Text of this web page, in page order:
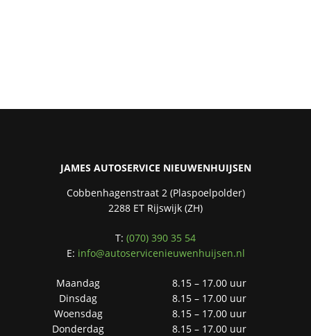
JAMES AUTOSERVICE NIEUWENHUIJSEN
Cobbenhagenstraat 2 (Plaspoelpolder)
2288 ET Rijswijk (ZH)
T: (070) 390 35 54
E: info@autoservicenieuwenhuijsen.nl
Maandag
8.15 – 17.00 uur
Dinsdag
8.15 – 17.00 uur
Woensdag
8.15 – 17.00 uur
Donderdag
8.15 – 17.00 uur